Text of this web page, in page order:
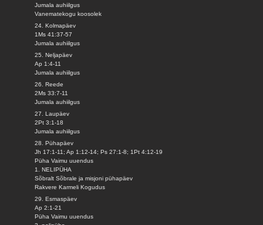
Jumala auhiilgus
Vanematekogu koosolek
24. Kolmapäev
1Ms 41:37-57
Jumala auhiilgus
25. Neljapäev
Ap 1:4-11
Jumala auhiilgus
26. Reede
2Ms 33:7-11
Jumala auhiilgus
27. Laupäev
2Pt 3:1-18
Jumala auhiilgus
28. Pühapäev
Jh 17:1-11; Ap 1:12-14; Ps 27:1-8; 1Pt 4:12-19
Püha Vaimu uuendus
1. NELIPÜHA
Sõbralt Sõbrale ja misjoni pühapäev
Rakvere Karmeli Kogudus
29. Esmaspäev
Ap 2:1-21
Püha Vaimu uuendus